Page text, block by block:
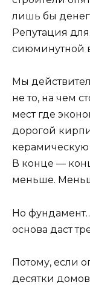
лишь бы денег
Репутация
сиюминутной
Мы
не то, на чем
мест где
дорогой
В конце —
меньше.
Но
основа даст
Потому, если
десятки